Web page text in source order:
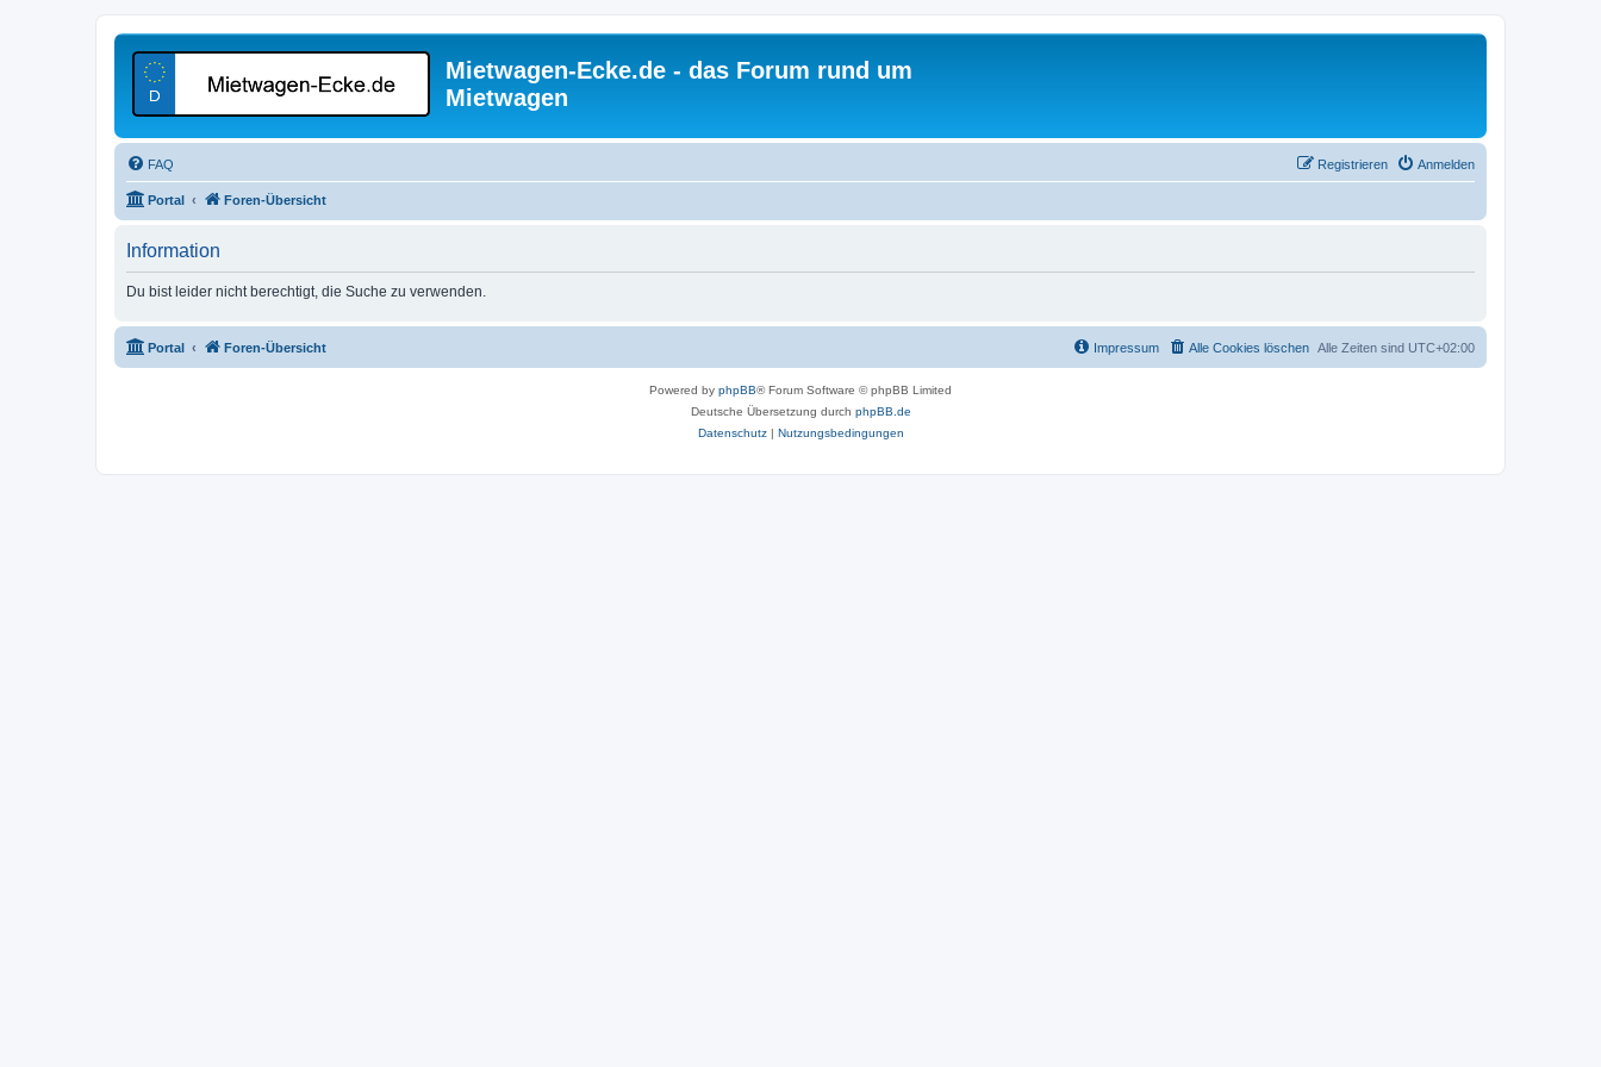
Mietwagen-Ecke.de - das Forum rund um
Mietwagen
FAQ Anmelden
Registrieren
Portal Foren-Übersicht
Information
Du bist leider nicht berechtigt, die Suche zu verwenden.
Portal Foren-Übersicht Alle Zeiten sind UTC+02:00
Alle Cookies löschen
Impressum
Powered by phpBB® Forum Software © phpBB Limited
Deutsche Übersetzung durch phpBB.de
Datenschutz| Nutzungsbedingungen